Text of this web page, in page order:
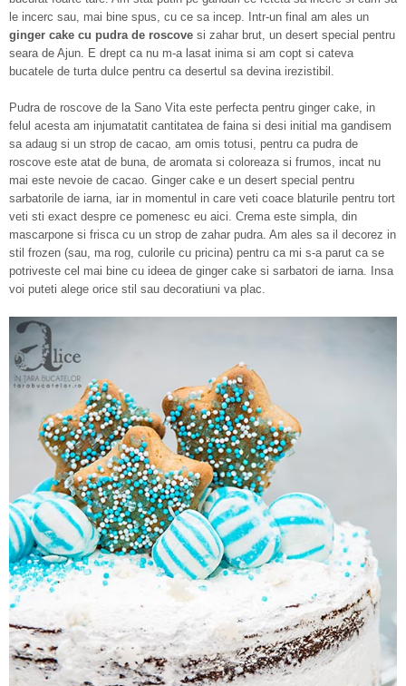
le incerc sau, mai bine spus, cu ce sa incep. Intr-un final am ales un
ginger cake cu pudra de roscove si zahar brut, un desert special pentru
seara de Ajun. E drept ca nu m-a lasat inima si am copt si cateva
bucatele de turta dulce pentru ca desertul sa devina irezistibil.
Pudra de roscove de la Sano Vita este perfecta pentru ginger cake, in
felul acesta am injumatatit cantitatea de faina si desi initial ma gandisem
sa adaug si un strop de cacao, am omis totusi, pentru ca pudra de
roscove este atat de buna, de aromata si coloreaza si frumos, incat nu
mai este nevoie de cacao. Ginger cake e un desert special pentru
sarbatorile de iarna, iar in momentul in care veti coace blaturile pentru tort
veti sti exact despre ce pomenesc eu aici. Crema este simpla, din
mascarpone si frisca cu un strop de zahar pudra. Am ales sa il decorez in
stil frozen (sau, ma rog, culorile cu pricina) pentru ca mi s-a parut ca se
potriveste cel mai bine cu ideea de ginger cake si sarbatori de iarna. Insa
voi puteti alege orice stil sau decoratiuni va plac.